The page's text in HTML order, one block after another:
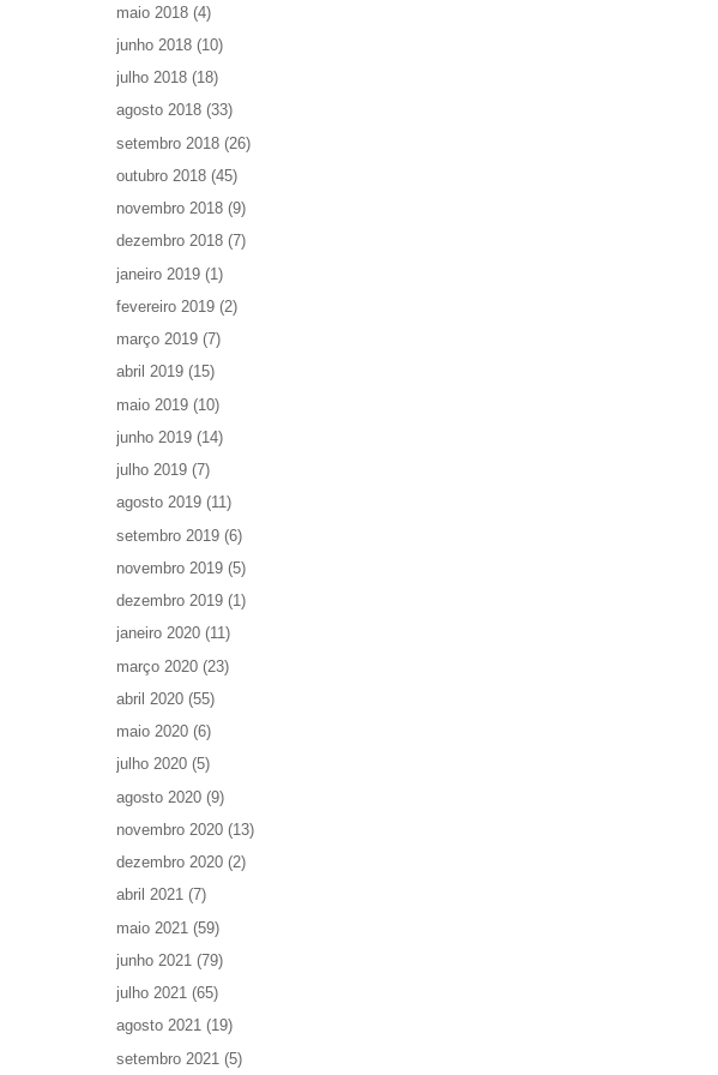
maio 2018 (4)
junho 2018 (10)
julho 2018 (18)
agosto 2018 (33)
setembro 2018 (26)
outubro 2018 (45)
novembro 2018 (9)
dezembro 2018 (7)
janeiro 2019 (1)
fevereiro 2019 (2)
março 2019 (7)
abril 2019 (15)
maio 2019 (10)
junho 2019 (14)
julho 2019 (7)
agosto 2019 (11)
setembro 2019 (6)
novembro 2019 (5)
dezembro 2019 (1)
janeiro 2020 (11)
março 2020 (23)
abril 2020 (55)
maio 2020 (6)
julho 2020 (5)
agosto 2020 (9)
novembro 2020 (13)
dezembro 2020 (2)
abril 2021 (7)
maio 2021 (59)
junho 2021 (79)
julho 2021 (65)
agosto 2021 (19)
setembro 2021 (5)